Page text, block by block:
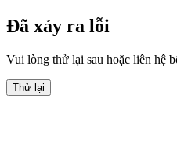
Đã xảy ra lỗi
Vui lòng thử lại sau hoặc liên hệ
Thử lại